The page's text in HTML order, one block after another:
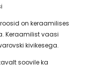
on keraamilises
Keraamilist vaasi
kivikesega.
soovile ka